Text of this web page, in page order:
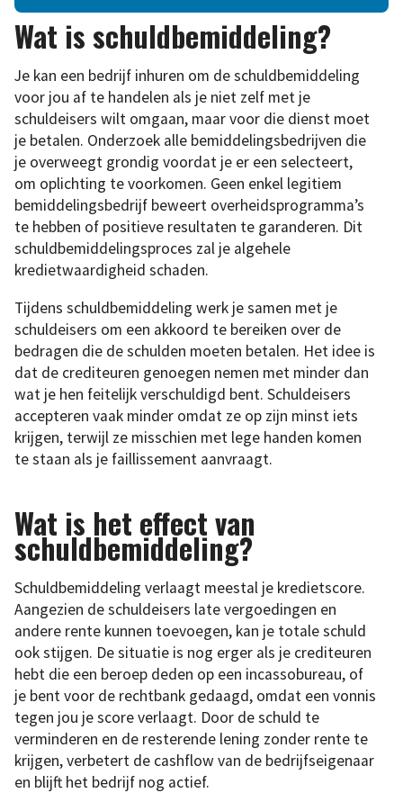
Wat is schuldbemiddeling?
Je kan een bedrijf inhuren om de schuldbemiddeling
voor jou af te handelen als je niet zelf met je
schuldeisers wilt omgaan, maar voor die dienst moet
je betalen. Onderzoek alle bemiddelingsbedrijven die
je overweegt grondig voordat je er een selecteert,
om oplichting te voorkomen. Geen enkel legitiem
bemiddelingsbedrijf beweert overheidsprogramma’s
te hebben of positieve resultaten te garanderen. Dit
schuldbemiddelingsproces zal je algehele
kredietwaardigheid schaden.
Tijdens schuldbemiddeling werk je samen met je
schuldeisers om een ​​akkoord te bereiken over de
bedragen die de schulden moeten betalen. Het idee is
dat de crediteuren genoegen nemen met minder dan
wat je hen feitelijk verschuldigd bent. Schuldeisers
accepteren vaak minder omdat ze op zijn minst iets
krijgen, terwijl ze misschien met lege handen komen
te staan als je faillissement aanvraagt.
Wat is het effect van
schuldbemiddeling?
Schuldbemiddeling verlaagt meestal je kredietscore.
Aangezien de schuldeisers late vergoedingen en
andere rente kunnen toevoegen, kan je totale schuld
ook stijgen. De situatie is nog erger als je crediteuren
hebt die een beroep deden op een incassobureau, of
je bent voor de rechtbank gedaagd, omdat een vonnis
tegen jou je score verlaagt. Door de schuld te
verminderen en de resterende lening zonder rente te
krijgen, verbetert de cashflow van de bedrijfseigenaar
en blijft het bedrijf nog actief.